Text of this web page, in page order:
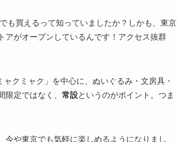
も買えるって知っていましたか？しかも、東京
アがオープンしているんです！アクセス抜群
クミャク」を中心に、ぬいぐるみ・文房具・
定ではなく、 常設というのがポイント。つま
今や東京でも気軽に楽しめるようになりまし